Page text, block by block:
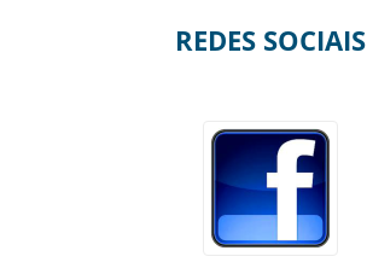
REDES SOCIAIS